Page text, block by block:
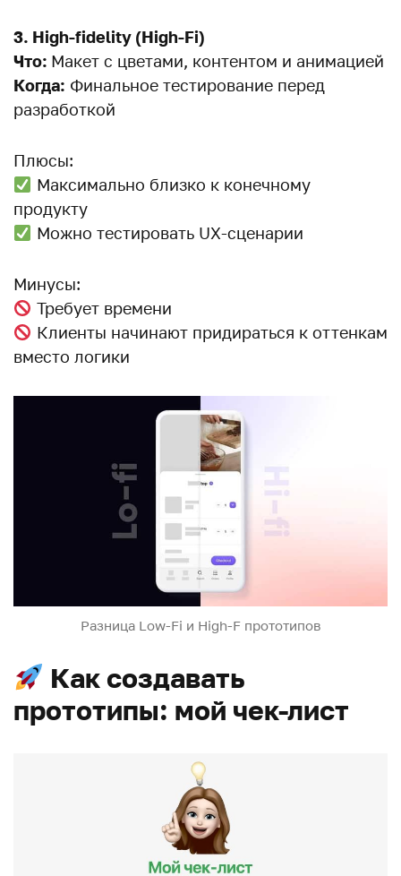
3. High-fidelity (High-Fi)
Что: Макет с цветами, контентом и анимацией
Когда: Финальное тестирование перед
разработкой
Плюсы:
Максимально близко к конечному
продукту
Можно тестировать UX-сценарии
Минусы:
Требует времени
Клиенты начинают придираться к оттенкам
вместо логики
Разница Low-Fi и High-F прототипов
Как создавать
прототипы: мой чек-лист